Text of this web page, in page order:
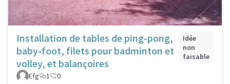
Installation de tables de ping-pong,
baby-foot, filets pour badminton et
volley, et balançoires
Idée
non
faisable
Efg 1 0